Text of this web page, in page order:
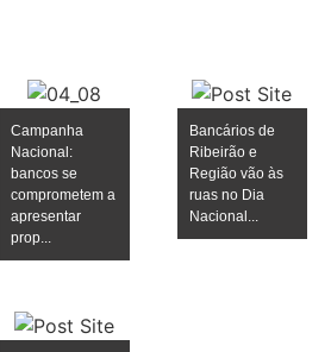
Campanha
Nacional:
bancos se
comprometem a
apresentar
prop...
Bancários de
Ribeirão e
Região vão às
ruas no Dia
Nacional...